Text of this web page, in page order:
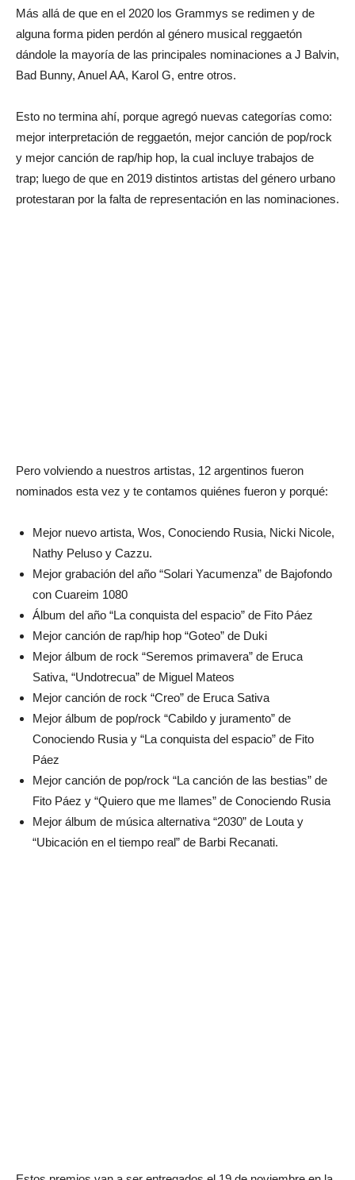
Más allá de que en el 2020 los Grammys se redimen y de
alguna forma piden perdón al género musical reggaetón
dándole la mayoría de las principales nominaciones a J Balvin,
Bad Bunny, Anuel AA, Karol G, entre otros.
Esto no termina ahí, porque agregó nuevas categorías como:
mejor interpretación de reggaetón, mejor canción de pop/rock
y mejor canción de rap/hip hop, la cual incluye trabajos de
trap; luego de que en 2019 distintos artistas del género urbano
protestaran por la falta de representación en las nominaciones.
Pero volviendo a nuestros artistas, 12 argentinos fueron
nominados esta vez y te contamos quiénes fueron y porqué:
Mejor nuevo artista, Wos, Conociendo Rusia, Nicki Nicole,
Nathy Peluso y Cazzu.
Mejor grabación del año “Solari Yacumenza” de Bajofondo
con Cuareim 1080
Álbum del año “La conquista del espacio” de Fito Páez
Mejor canción de rap/hip hop “Goteo” de Duki
Mejor álbum de rock “Seremos primavera” de Eruca
Sativa, “Undotrecua” de Miguel Mateos
Mejor canción de rock “Creo” de Eruca Sativa
Mejor álbum de pop/rock “Cabildo y juramento” de
Conociendo Rusia y “La conquista del espacio” de Fito
Páez
Mejor canción de pop/rock “La canción de las bestias” de
Fito Páez y “Quiero que me llames” de Conociendo Rusia
Mejor álbum de música alternativa “2030” de Louta y
“Ubicación en el tiempo real” de Barbi Recanati.